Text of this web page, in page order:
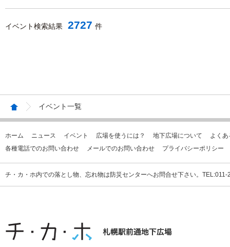
イベント検索結果 2727 件
イベント一覧
ホーム ニュース イベント 広場を使うには？ 地下広場について
よく
各種電話でのお問い合わせ
メールでのお問い合わせ プライバシーポリシー
チ・カ・ホ内での落とし物、忘れ物は防災センターへお問合せ下さい。